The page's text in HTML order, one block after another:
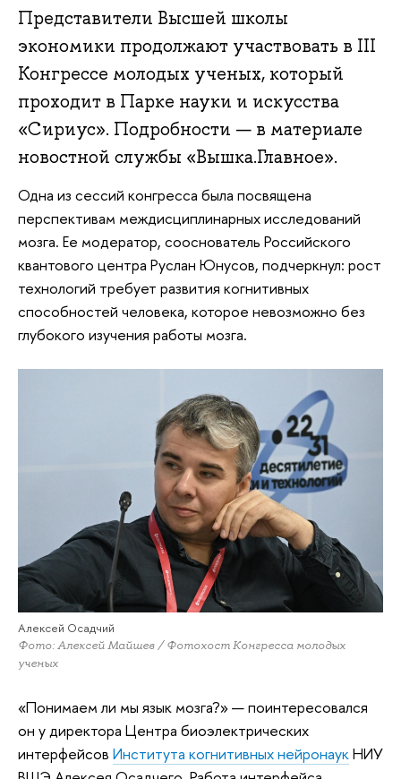
Представители Высшей школы
экономики продолжают участвовать в III
Конгрессе молодых ученых, который
проходит в Парке науки и искусства
«Сириус». Подробности — в материале
новостной службы «Вышка.Главное».
Одна из сессий конгресса была посвящена
перспективам междисциплинарных исследований
мозга. Ее модератор, сооснователь Российского
квантового центра Руслан Юнусов, подчеркнул: рост
технологий требует развития когнитивных
способностей человека, которое невозможно без
глубокого изучения работы мозга.
Алексей Осадчий
Фото: Алексей Майшев / Фотохост Конгресса молодых
ученых
«Понимаем ли мы язык мозга?» — поинтересовался
он у директора Центра биоэлектрических
интерфейсов Института когнитивных нейронаукНИУ